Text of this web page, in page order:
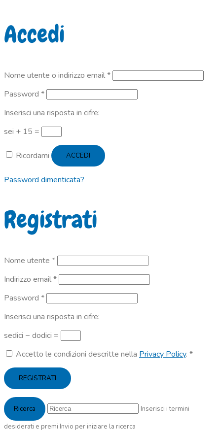
Accedi
Nome utente o indirizzo email*Richiesto
Password *Richiesto
Inserisci una risposta in cifre:
sei + 15 =
Ricordami ACCEDI
Password dimenticata?
Registrati
Nome utente *Richiesto
Indirizzo email*Richiesto
Password *Richiesto
Inserisci una risposta in cifre:
sedici − dodici =
Accetto le condizioni descritte nella Privacy Policy. *
REGISTRATI
Inserisci i termini
desiderati e premi Invio per iniziare la ricerca